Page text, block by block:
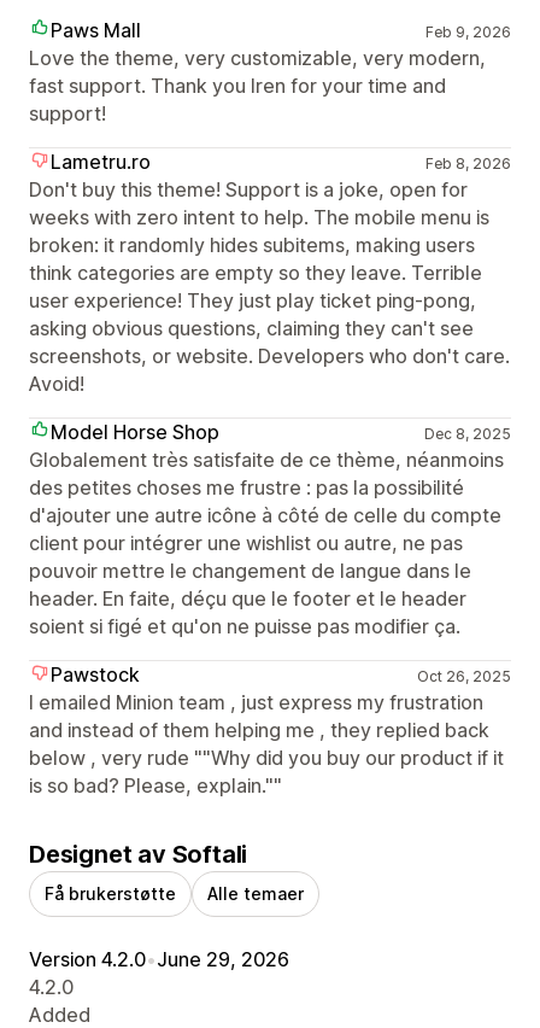
Paws Mall Feb 9, 2026
Love the theme, very customizable, very modern,
fast support. Thank you Iren for your time and
support!
Lametru.ro
Feb 8, 2026
Don't buy this theme! Support is a joke, open for
weeks with zero intent to help. The mobile menu is
broken: it randomly hides subitems, making users
think categories are empty so they leave. Terrible
user experience! They just play ticket ping-pong,
asking obvious questions, claiming they can't see
screenshots, or website. Developers who don't care.
Avoid!
Model Horse Shop
Dec 8, 2025
Globalement très satisfaite de ce thème, néanmoins
des petites choses me frustre : pas la possibilité
d'ajouter une autre icône à côté de celle du compte
client pour intégrer une wishlist ou autre, ne pas
pouvoir mettre le changement de langue dans le
header. En faite, déçu que le footer et le header
soient si figé et qu'on ne puisse pas modifier ça.
Pawstock
Oct 26, 2025
I emailed Minion team , just express my frustration
and instead of them helping me , they replied back
below , very rude ""Why did you buy our product if it
is so bad? Please, explain.""
Designet av Softali
Få brukerstøtte Alle temaer
Version 4.2.0•June 29, 2026
4.2.0
Added